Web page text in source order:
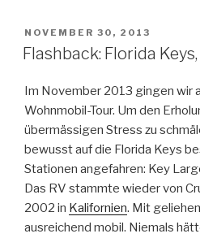
VERÖFFENTLICHT
AM
NOVEMBER 30, 2013
Flashback: Florida
Im November 2013 gingen wir
Wohnmobil-Tour. Um den
übermässigen Stress zu
bewusst auf die Florida Keys
Stationen angefahren: Key
Das RV stammte wieder von
2002 in Kalifornien. Mit
ausreichend mobil. Niemals